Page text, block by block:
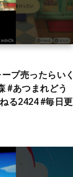
プ売ったらいく
#あつまれどう
る2424 #毎日更